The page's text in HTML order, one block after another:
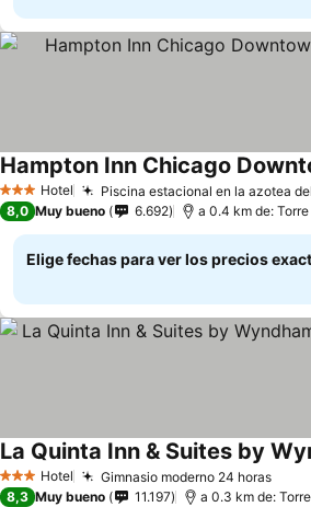
3 Estrellas
Hotel Piscina estacional en la azotea
8,0 Muy bueno 6.692 a 0.4 km de:
Elige fechas para ver los precios
3 Estrellas
Hotel Gimnasio moderno 24 horas
8,3 Muy bueno 11.197 a 0.3 km de: